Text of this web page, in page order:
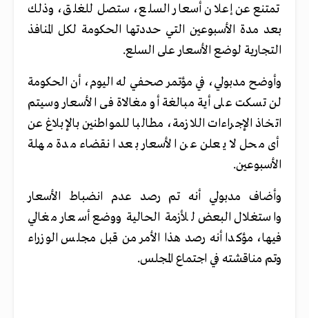
تمتنع عن إعلان أسعار السلع، ستصل للغلق، وذلك
بعد مدة الأسبوعين التي حددتها الحكومة لكل المنافذ
التجارية لوضع الأسعار على السلع.
وأوضح مدبولي، في مؤتمر صحفي له اليوم، أن الحكومة
لن تسكت على أية مبالغة أو مغالاة فى الأسعار وسيتم
اتخاذ الإجراءات اللازمة، مطالبا للمواطنين بالإبلاغ عن
أى محل لا يعلن عن الأسعار بعد انقضاء مدة مهلة
الأسبوعين.
وأضاف مدبولي أنه تم رصد عدم انضباط الأسعار
واستغلال البعض للأزمة الحالية ووضع أسعار مغالي
فيها، مؤكدا أنه رصد هذا الأمر من قبل مجلس الوزراء
وتم مناقشته في اجتماع المجلس.